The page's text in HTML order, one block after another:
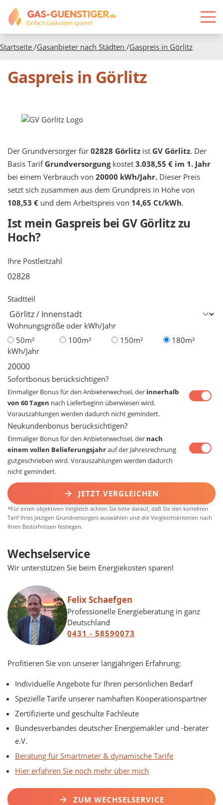
Startseite /Gasanbieter nach Städten /Gaspreis in Görlitz
Gaspreis in Görlitz
Der Grundversorger für02828 Görlitz ist GV Görlitz. Der
Basis Tarif Grundversorgungkostet3.038,55 € im 1. Jahr
bei einem Verbrauch von20000 kWh/Jahr. Dieser Preis
setzt sich zusammen aus dem Grundpreis in Höhe von
108,53 € und dem Arbeitspreis von 14,65 Ct/kWh.
Ist mein Gaspreis bei GV Görlitzzu
Hoch?
Ihre Postleitzahl
Stadtteil
Wohnungsgröße oder kWh/Jahr
50m²
100m² 150m²
180m²
kWh/Jahr
Sofortbonus berücksichtigen?
Einmaliger Bonus für den Anbieterwechsel, der innerhalb
von 60 Tagen nach Lieferbeginn überwiesen wird.
Vorauszahlungen werden dadurch nicht gemindert.
Neukundenbonus berücksichtigen?
Einmaliger Bonus für den Anbieterwechsel, der nach
einem vollen Belieferungsjahrauf der Jahresrechnung
gutgeschrieben wird. Vorauszahlungen werden dadurch
nicht gemindert.
JETZT VERGLEICHEN
*Für einen objektiven Vergleich achten Sie bitte darauf, daß Sie den korrekten
Tarif Ihres jetzigen Grundversorgers auswählen und die Vergleichskriterien nach
Ihren Bedürfnissen festlegen.
Wechselservice
Wir unterstützen Sie beim Energiekosten sparen!
Felix Schaefgen
Professionelle Energieberatung in ganz
Deutschland
0431 - 58590073
Profitieren Sie von unserer langjährigen Erfahrung:
Individuelle Angebote für Ihren persönlichen Bedarf
Spezielle Tarife unserer namhaften Kooperationspartner
Zertifizierte und geschulte Fachleute
Bundesverbandes deutscher Energiemakler und -berater
e.V.
Beratung für Smartmeter & dynamische Tarife
Hier erfahren Sie noch mehr über mich
ZUM WECHSELSERVICE